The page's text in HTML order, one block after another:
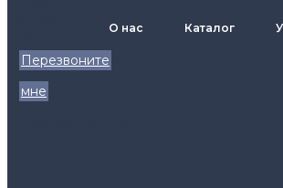
Перезвоните
мне
О нас Каталог